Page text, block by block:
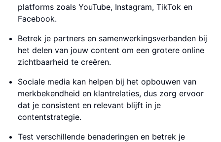
platforms zoals YouTube, Instagram, TikTok en
Facebook.
Betrek je partners en samenwerkingsverbanden bij
het delen van jouw content om een grotere online
zichtbaarheid te creëren.
Sociale media kan helpen bij het opbouwen van
merkbekendheid en klantrelaties, dus zorg ervoor
dat je consistent en relevant blijft in je
contentstrategie.
Test verschillende benaderingen en betrek je